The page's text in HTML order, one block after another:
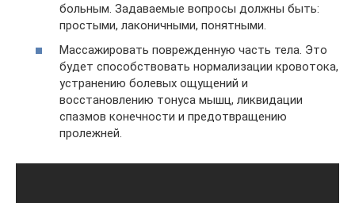
больным. Задаваемые вопросы должны быть:
простыми, лаконичными, понятными.
Массажировать поврежденную часть тела. Это
будет способствовать нормализации кровотока,
устранению болевых ощущений и
восстановлению тонуса мышц, ликвидации
спазмов конечности и предотвращению
пролежней.